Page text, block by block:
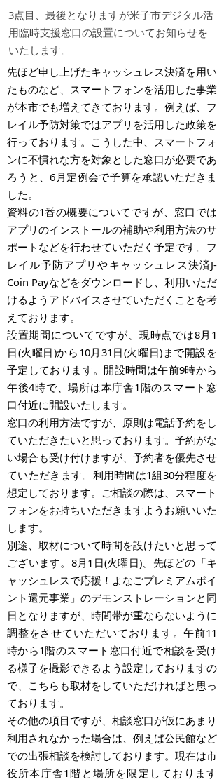
3点目、最後となりますが米子市デジタル活
用臨時支援窓口の設置についてお知らせを
いたします。
先ほど申し上げたキャッシュレス決済を用い
たものなど、スマートフォンを活用した事業
が本市でも増えてきております。例えば、フ
レイル予防対策ではアプリを活用した政策を
行っております。こうした中、スマートフォ
ンに不慣れな方を対象とした窓口が必要であ
ろうと、6月定例会で予算を承認いただきま
した。
資料の1番の概要についてですが、窓口では
アプリのインストールの補助や利用方法のサ
ポートなどを行わせていただく予定です。フ
レイル予防アプリやキャッシュレス決済J-
Coin Payなどをダウンロードし、利用いただ
けるようアドバイスさせていただくことを考
えております。
設置期間についてですが、現時点では8月1
日(火曜日)から10月31日(火曜日)まで開設を
予定しております。開設時間は午前9時から
午後4時で、場所は本庁舎1階のスマート窓
口付近に開設いたします。
窓口の利用方法ですが、原則は電話予約をし
ていただきたいと思っております。予約がな
い場合も受け付けますが、予約者を優先させ
ていただきます。利用時間は1組30分程度を
想定しております。ご相談の際は、スマート
フォンをお持ちいただきますようお願いいた
します。
別途、取材について時間を設けたいと思って
ございます。8月1日(火曜日)、先ほどの「キ
ャッシュレスで応援！よなごプレミアムポイ
ント還元事業」のデモンストレーションと同
日となりますが、時間帯が重ならないように
調整をさせていただいております。午前11
時から1階のスマート窓口付近で相談を受け
る様子を撮影できるよう設定しておりますの
で、こちらも取材をしていただければと思っ
ております。
その他の項目ですが、相談窓口が仮にあまり
利用されなかった場合は、例えば公民館など
での出張相談を検討しております。現在は市
役所本庁舎1階と場所を限定しております